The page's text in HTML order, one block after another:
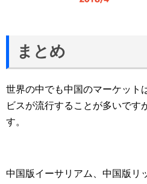
まとめ
世界の中でも中国のマーケット
ビスが流行することが多いです
す。
中国版イーサリアム、中国版リ